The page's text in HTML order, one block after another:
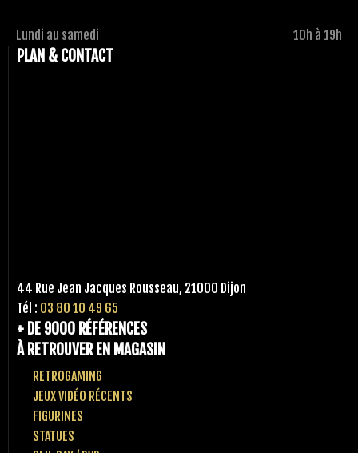
Lundi au samedi 10h à 19h
PLAN & CONTACT
44 Rue Jean Jacques Rousseau, 21000 Dijon
Tél : 03 80 10 49 65
+ DE 9000 RÉFÉRENCES
À RETROUVER EN MAGASIN
RETROGAMING
JEUX VIDÉO RÉCENTS
FIGURINES
STATUES